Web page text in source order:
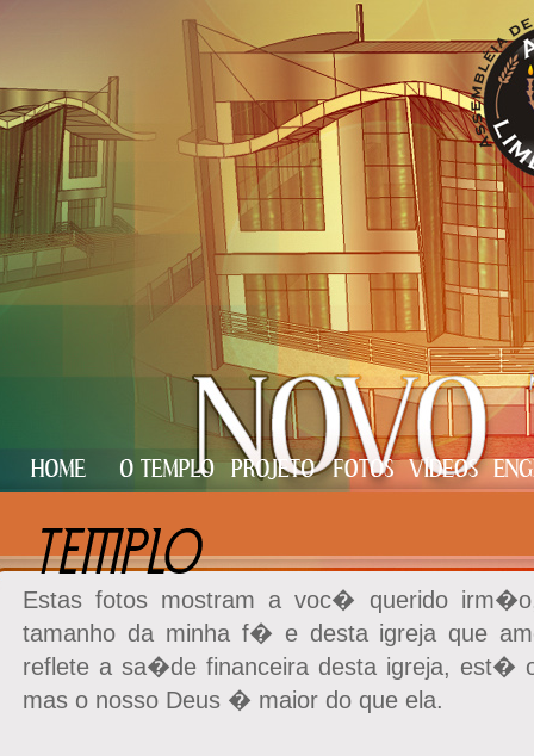
Estas fotos mostram a voc� querido
tamanho da minha f� e desta igreja que
reflete a sa�de financeira desta igreja,
mas o nosso Deus � maior do que ela.